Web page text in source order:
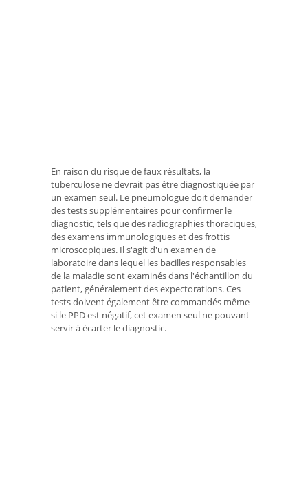
En raison du risque de faux résultats, la
tuberculose ne devrait pas être diagnostiquée par
un examen seul. Le pneumologue doit demander
des tests supplémentaires pour confirmer le
diagnostic, tels que des radiographies thoraciques,
des examens immunologiques et des frottis
microscopiques. Il s'agit d'un examen de
laboratoire dans lequel les bacilles responsables
de la maladie sont examinés dans l'échantillon du
patient, généralement des expectorations. Ces
tests doivent également être commandés même
si le PPD est négatif, cet examen seul ne pouvant
servir à écarter le diagnostic.